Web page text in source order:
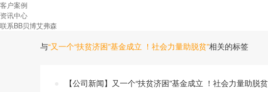
客户案例
资讯中心
联系BB贝博艾弗森
与“又一个“扶贫济困”基金成立 ！社会力量助脱贫”相关的标签
【公司新闻】又一个“扶贫济困”基金成立 ！社会力量助脱贫